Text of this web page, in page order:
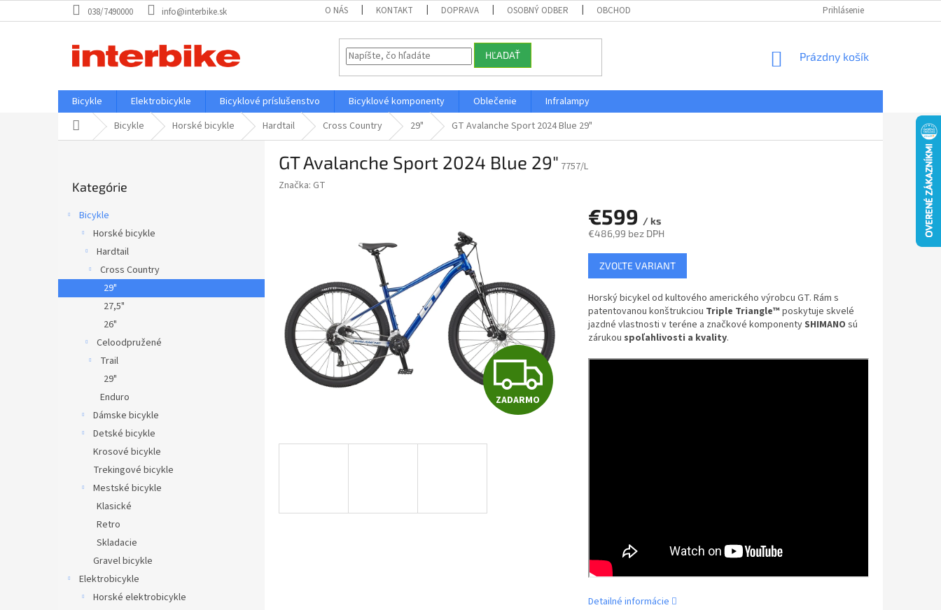
na
038/7490000 info@interbike.sk O NÁS KONTAKT DOPRAVA OSOBNÝ ODBER OBCHODNÉ PODMIENKY OCHRANA OSOBNÝCH ÚDAJOV REKLAMÁCIE
Prihlásenie
HĽADAŤ
NÁKUPNÝ
Prázdny košík
Bicykle Elektrobicykle Bicyklové príslušenstvo Bicyklové komponenty Oblečenie
Infralampy
DomovBicykle Horské bicykle Hardtail Cross Country 29" GT Avalanche Sport 2024 Blue 29"
kategórie
Kategórie
Bicykle
Horské bicykle
Hardtail
Cross Country
29"
27,5"
26"
Celoodpružené
Trail
29"
Enduro
Dámske bicykle
Detské bicykle
Krosové bicykle
Trekingové bicykle
Mestské bicykle
Klasické
Retro
Skladacie
Gravel bicykle
Elektrobicykle
Horské elektrobicykle
GT Avalanche Sport 2024 Blue 29" 7757/L
Značka: GT
Z
A
ZADARMO
€599 / ks
€486,99 bez DPH
Jednotková
cena:
ZVOĽTE VARIANT
Horský bicykel od kultového amerického výrobcu GT. Rám s
patentovanou konštrukciou Triple Triangle™ poskytuje skvelé
jazdné vlastnosti v teréne a značkové komponentySHIMANO sú
zárukou spoľahlivosti a kvality.
Detailné informácie